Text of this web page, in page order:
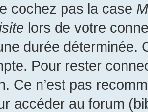
cochez pas la case
lors de votre
durée déterminée.
Pour rester
Ce n’est pas
accéder au forum